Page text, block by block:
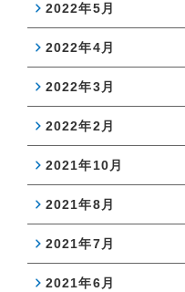
2022年5月
2022年4月
2022年3月
2022年2月
2021年10月
2021年8月
2021年7月
2021年6月